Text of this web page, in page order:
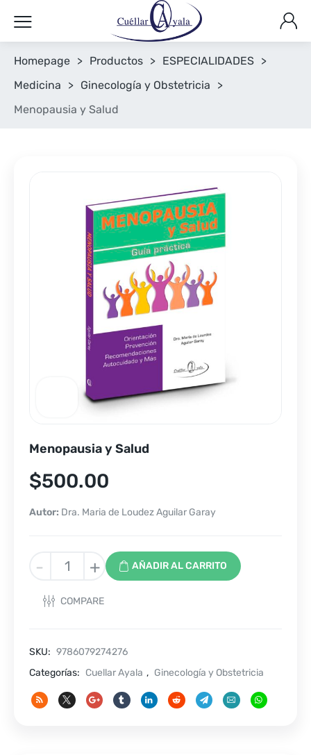
Homepage > Productos > ESPECIALIDADES >
Medicina
> Ginecología y Obstetricia
>
Menopausia y Salud
Menopausia y Salud
$500.00
Autor: Dra. Maria de Loudez Aguilar Garay
-
Menopausia
Salud
cantidad
+ AÑADIR AL CARRITO
COMPARE
SKU: 9786079274276
Categorías: Cuellar Ayala , Ginecología y Obstetricia